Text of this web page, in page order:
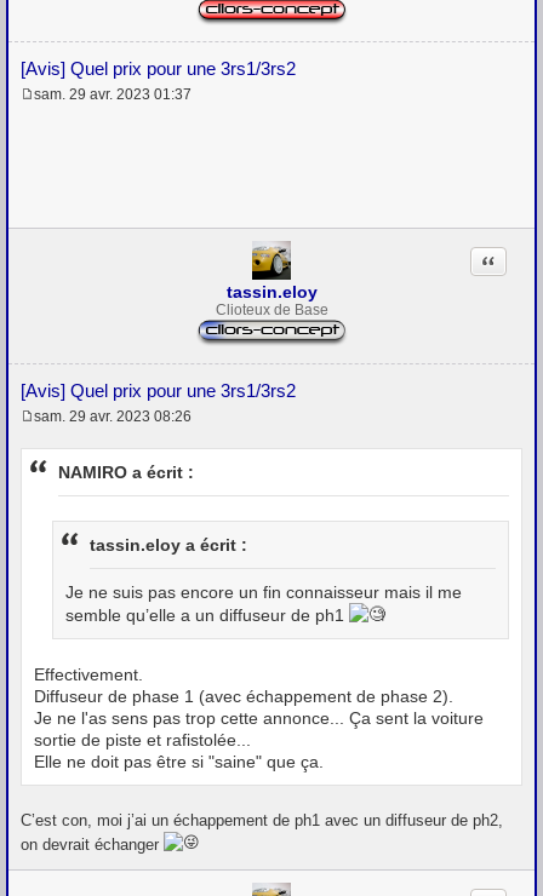
[Avis] Quel prix pour une 3rs1/3rs2
sam. 29 avr. 2023 01:37
tassin.eloy
Clioteux de Base
[Avis] Quel prix pour une 3rs1/3rs2
Citation
e
s
sam. 29 avr. 2023 08:26
NAMIRO a écrit :
tassin.eloy a écrit :
Je ne suis pas encore un fin connaisseur mais il me
semble qu’elle a un diffuseur de ph1
Effectivement.
Diffuseur de phase 1 (avec échappement de phase 2).
Je ne l'as sens pas trop cette annonce... Ça sent la voiture
sortie de piste et rafistolée...
Elle ne doit pas être si "saine" que ça.
C’est con, moi j’ai un échappement de ph1 avec un diffuseur de ph2,
on devrait échanger